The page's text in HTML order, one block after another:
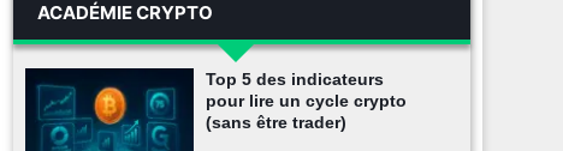
ACADÉMIE CRYPTO
Top 5 des indicateurs
pour lire un cycle crypto
(sans être trader)